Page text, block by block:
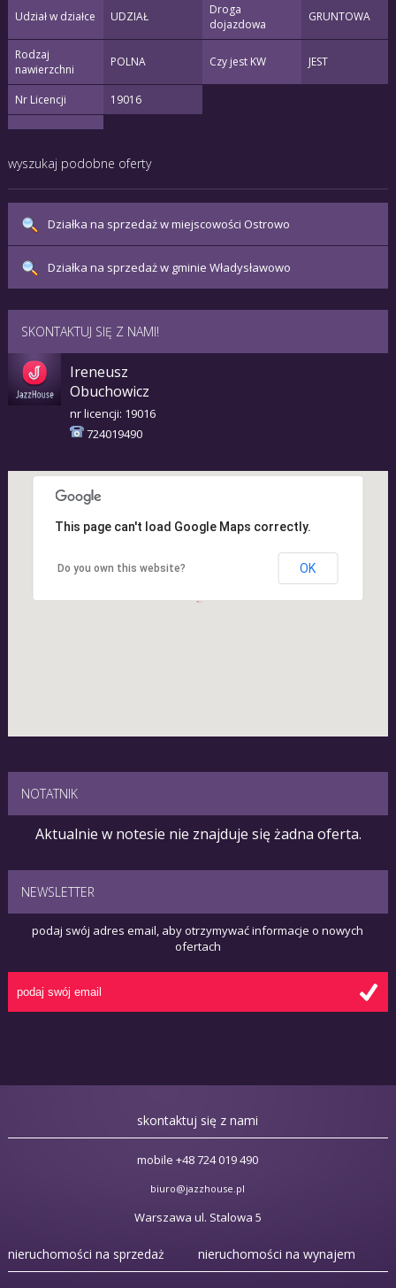
Udział w działce UDZIAŁ
Droga
dojazdowa
GRUNTOWA
Rodzaj
nawierzchni
POLNA Czy jest KW JEST
Nr Licencji 19016
wyszukaj podobne oferty
Działka na sprzedaż w miejscowości Ostrowo
Działka na sprzedaż w gminie Władysławowo
SKONTAKTUJ SIĘ Z NAMI!
Ireneusz
Obuchowicz
nr licencji: 19016
724019490
This page can't load Google Maps correctly.
Do you own this website? OK
NOTATNIK
Aktualnie w notesie nie znajduje się żadna oferta.
NEWSLETTER
podaj swój adres email, aby otrzymywać informacje o nowych
ofertach
skontaktuj się z nami
mobile +48 724 019 490
biuro@jazzhouse.pl
Warszawa ul. Stalowa 5
nieruchomości na sprzedaż nieruchomości na wynajem